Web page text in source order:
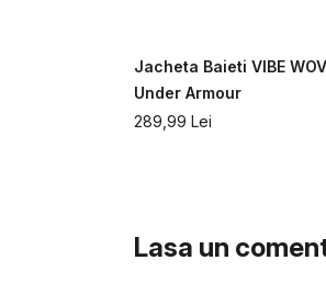
Jacheta Baieti VIBE
Under Armour
289,99 Lei
Lasa un